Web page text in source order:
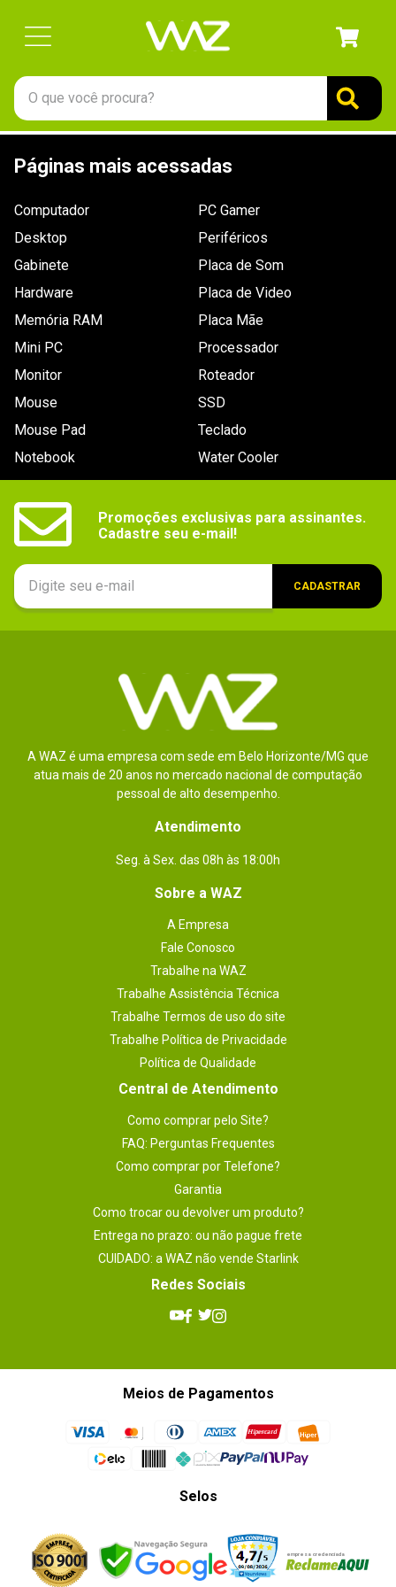
O que você procura?
Páginas mais acessadas
Computador
Desktop
Gabinete
Hardware
Memória RAM
Mini PC
Monitor
Mouse
Mouse Pad
Notebook
PC Gamer
Periféricos
Placa de Som
Placa de Video
Placa Mãe
Processador
Roteador
SSD
Teclado
Water Cooler
Promoções exclusivas para assinantes.
Cadastre seu e-mail!
CADASTRAR
A WAZ é uma empresa com sede em Belo Horizonte/MG que
atua mais de 20 anos no mercado nacional de computação
pessoal de alto desempenho.
Atendimento
Seg. à Sex. das 08h às 18:00h
Sobre a WAZ
A Empresa
Fale Conosco
Trabalhe na WAZ
Trabalhe Assistência Técnica
Trabalhe Termos de uso do site
Trabalhe Política de Privacidade
Política de Qualidade
Central de Atendimento
Como comprar pelo Site?
FAQ: Perguntas Frequentes
Como comprar por Telefone?
Garantia
Como trocar ou devolver um produto?
Entrega no prazo: ou não pague frete
CUIDADO: a WAZ não vende Starlink
Redes Sociais
Meios de Pagamentos
Selos
1º
gabinete
teclado
ssd
openbox
mouse
fractal
controle